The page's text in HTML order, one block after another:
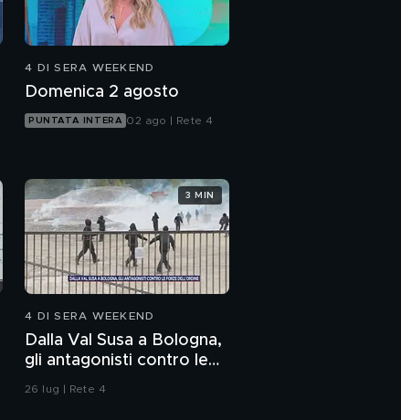
4 DI SERA WEEKEND
Domenica 2 agosto
PUNTATA INTERA 02 ago | Rete 4
4 DI SERA WEEKEND
Dalla Val Susa a Bologna,
gli antagonisti contro le
forze dell'ordine
26 lug | Rete 4
3 MIN